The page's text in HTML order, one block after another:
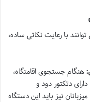
با رعایت نکاتی ساده،
هنگام جستجوی اقامتگاه،
دتکتور دود و
نیز باید این دستگاه